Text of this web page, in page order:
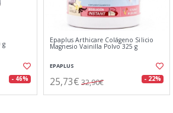
g
- 46%
Epaplus Arthicare Colágeno Silicio
Magnesio Vainilla Polvo 325 g
EPAPLUS
25,73€ 32,90€ - 22%